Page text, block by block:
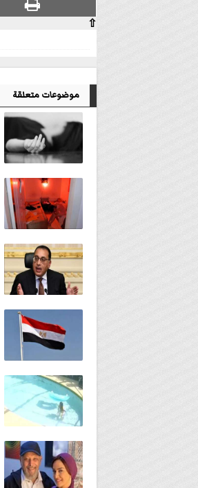
⇧
موضوعات متعلقة